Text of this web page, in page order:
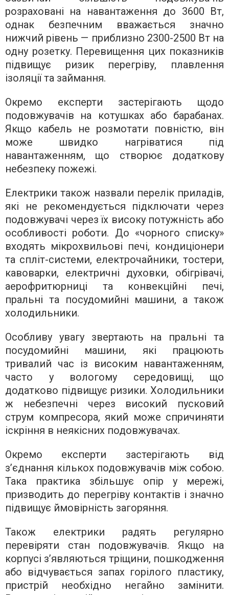
розраховані на навантаження до 3600 Вт,
однак безпечним вважається значно
нижчий рівень — приблизно 2300-2500 Вт на
одну розетку. Перевищення цих показників
підвищує ризик перегріву, плавлення
ізоляції та займання.
Окремо експерти застерігають щодо
подовжувачів на котушках або барабанах.
Якщо кабель не розмотати повністю, він
може швидко нагріватися під
навантаженням, що створює додаткову
небезпеку пожежі.
Електрики також назвали перелік приладів,
які не рекомендується підключати через
подовжувачі через їх високу потужність або
особливості роботи. До «чорного списку»
входять мікрохвильові печі, кондиціонери
та спліт-системи, електрочайники, тостери,
кавоварки, електричні духовки, обігрівачі,
аерофритюрниці та конвекційні печі,
пральні та посудомийні машини, а також
холодильники.
Особливу увагу звертають на пральні та
посудомийні машини, які працюють
тривалий час із високим навантаженням,
часто у вологому середовищі, що
додатково підвищує ризики. Холодильники
ж небезпечні через високий пусковий
струм компресора, який може спричиняти
іскріння в неякісних подовжувачах.
Окремо експерти застерігають від
з’єднання кількох подовжувачів між собою.
Така практика збільшує опір у мережі,
призводить до перегріву контактів і значно
підвищує ймовірність загоряння.
Також електрики радять регулярно
перевіряти стан подовжувачів. Якщо на
корпусі з’являються тріщини, пошкодження
або відчувається запах горілого пластику,
пристрій необхідно негайно замінити.